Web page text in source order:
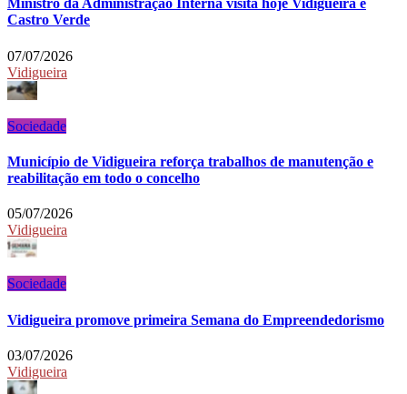
Ministro da Administração Interna visita hoje Vidigueira e
Castro Verde
07/07/2026
Vidigueira
Sociedade
Município de Vidigueira reforça trabalhos de manutenção e
reabilitação em todo o concelho
05/07/2026
Vidigueira
Sociedade
Vidigueira promove primeira Semana do Empreendedorismo
03/07/2026
Vidigueira